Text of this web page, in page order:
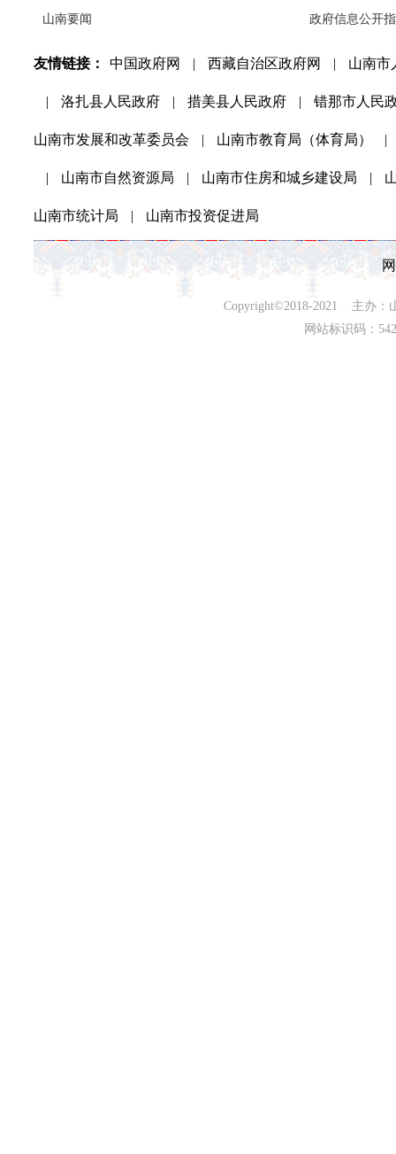
山南要闻 政府信息公开
友情链接： 中国政府网 | 西藏自治区政府网 | 山南市
| 洛扎县人民政府 | 措美县人民政府 | 错那市人民
山南市发展和改革委员会 | 山南市教育局（体育局） |
| 山南市自然资源局 | 山南市住房和城乡建设局 |
山南市统计局 | 山南市投资促进局
Copyright©2018-2021 主办：
网站标识码：